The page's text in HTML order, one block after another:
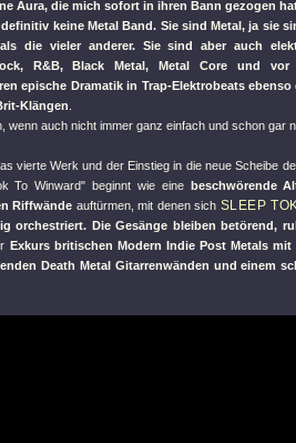
Aura, die mich sofort in ihren Bann gezogen
keine Metal Band. Sie sind Metal, ja sie
die vieler anderer. Sie sind aber auch
R&B, Black Metal, Metal Core und
epische Dramatik in Trap-Elektrobeats
Klängen
wenn auch nicht immer ganz einfach und schon gar
vierte Werk und der Einstieg in die neue Scheibe
To Winward" beginnt wie eine beschwörende
Riffwände auftürmen, mit denen sich SLEEP
orchestriert. Die Gesänge bleiben betörend,
Exkurs britischen Modern Indie Post Metals
Death Metal Gitarrenwänden und einem